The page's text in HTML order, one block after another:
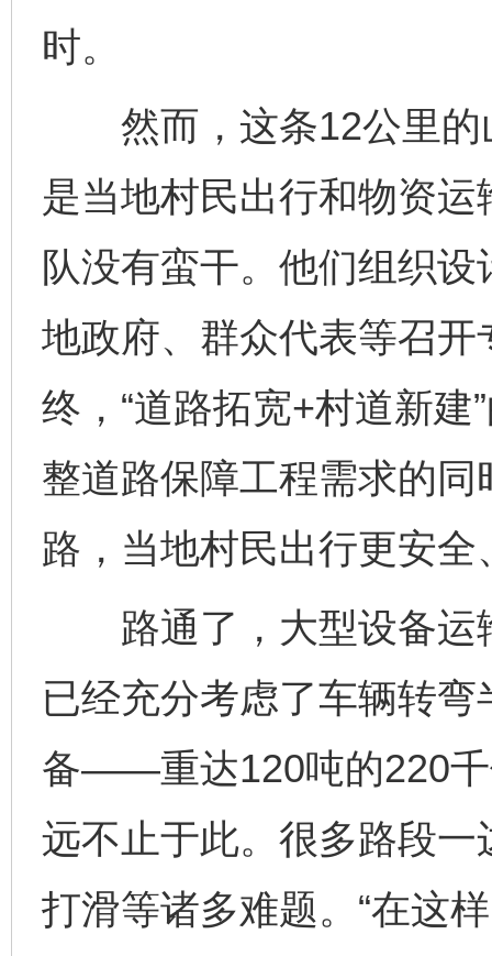
时。
然而，这条12公里的
是当地村民出行和物资
队没有蛮干。他们组织
地政府、群众代表等召
终，“道路拓宽+村道新
整道路保障工程需求的
路，当地村民出行更安全
路通了，大型设备运
已经充分考虑了车辆转
备——重达120吨的220千
远不止于此。很多路段
打滑等诸多难题。“在这